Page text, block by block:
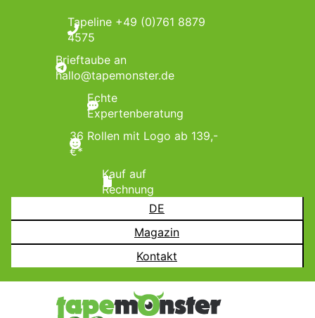
Tapeline +49 (0)761 8879
4575
Brieftaube an
hallo@tapemonster.de
Echte
Expertenberatung
36 Rollen mit Logo ab 139,-
€*
Kauf auf
Rechnung
DE
Magazin
Kontakt